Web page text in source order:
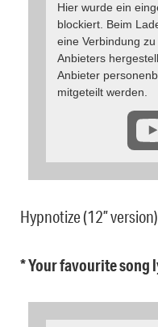
Hier wurde ein
blockiert. Beim
eine Verbindung
Anbieters
Anbieter
mitgeteilt werden.
Hypnotize (12”
* Your favourite song